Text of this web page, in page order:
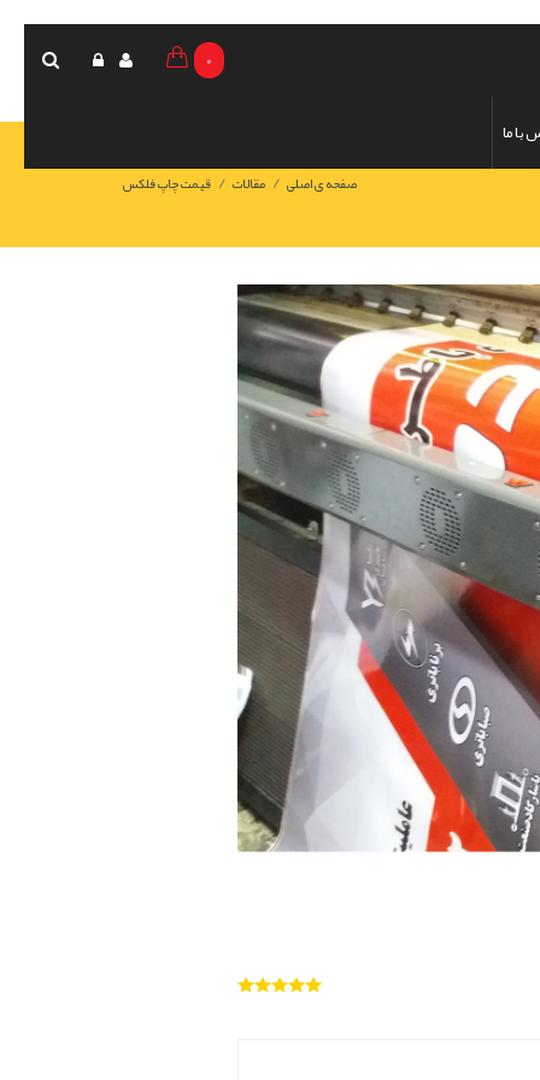
با ما
0
صفحه ی اصلی / مقالات / قیمت چاپ فلکس